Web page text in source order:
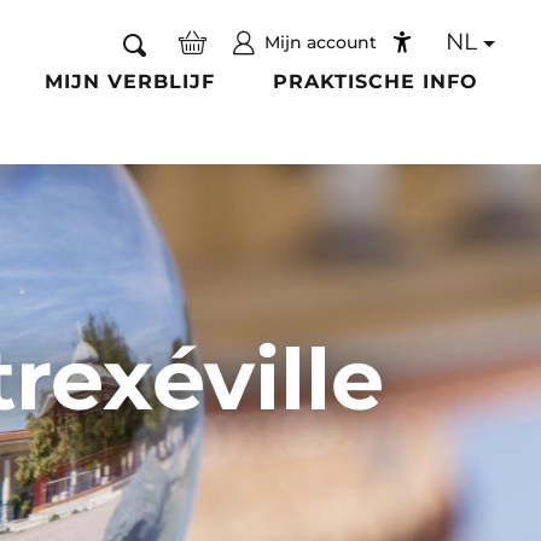
Mijn account
Accessibilité
Zoek op
NL
MIJN VERBLIJF PRAKTISCHE INFO